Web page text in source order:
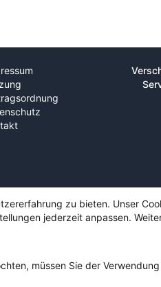
zu bieten. Unser
jederzeit anpassen.
müssen Sie der